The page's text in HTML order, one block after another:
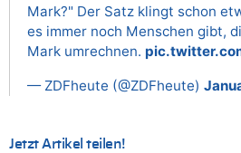
Mark?" Der Satz klingt schon
es immer noch Menschen gibt,
Mark umrechnen.
— ZDFheute (@ZDFheute)
Jetzt Artikel teilen!